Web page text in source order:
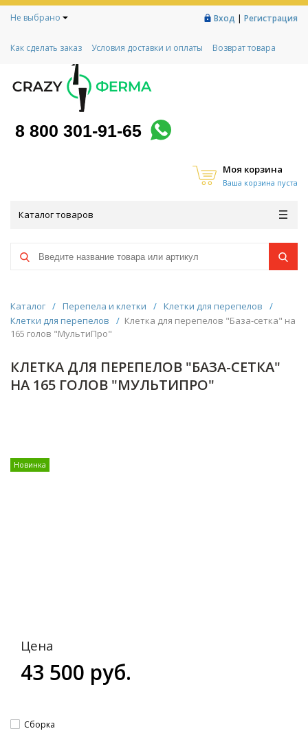
Не выбрано Вход | Регистрация
Как сделать заказ Условия доставки и оплаты
Возврат товара
Контакты
Социальный контракт
Любимая ферма
8 800 301-91-65
Моя корзина
Ваша корзина пуста
Каталог товаров
Каталог / Перепела и клетки / Клетки для перепелов
/
Клетки для перепелов
/ Клетка для перепелов "База-сетка" на
165 голов "МультиПро"
КЛЕТКА ДЛЯ ПЕРЕПЕЛОВ "БАЗА-СЕТКА"
НА 165 ГОЛОВ "МУЛЬТИПРО"
Новинка
Цена
43 500 руб.
Сборка